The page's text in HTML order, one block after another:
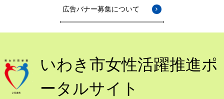
広告バナー募集について
いわき市女性活躍推進ポ
ータルサイト